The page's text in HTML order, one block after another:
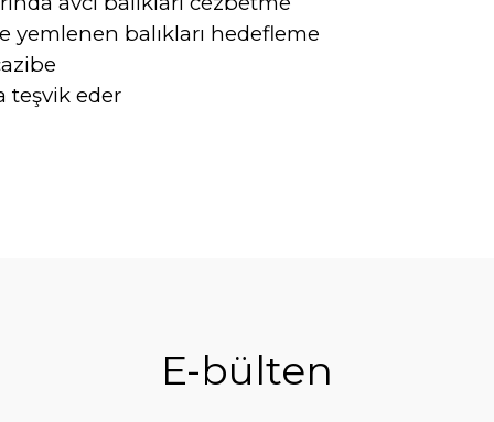
balıkları hedefleme
teşvik eder
E-bülten